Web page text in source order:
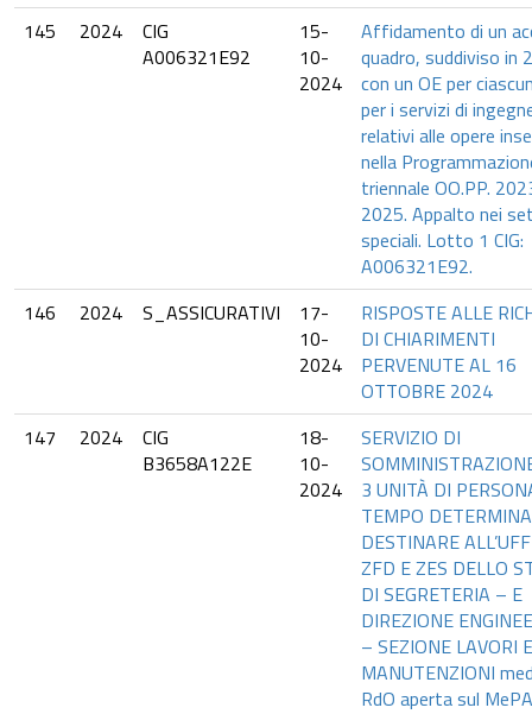
145
2024
CIG
A006321E92
15-
10-
2024
Affidamento di un
quadro, suddiviso in
con un OE per
per i servizi di
relativi alle opere
nella
triennale OO.PP.
2025. Appalto nei
speciali. Lotto 1 CIG:
A006321E92.
146
2024 S_ASSICURATIVI
17-
10-
2024
RISPOSTE ALLE
DI CHIARIMENTI
PERVENUTE AL 16
OTTOBRE 2024
147
2024
CIG
B3658A122E
18-
10-
2024
SERVIZIO DI
3 UNITÀ DI
TEMPO
DESTINARE
ZFD E ZES DELLO
DI SEGRETERIA – E
DIREZIONE
– SEZIONE LAVORI E
MANUTENZIONI
RdO aperta sul MePA